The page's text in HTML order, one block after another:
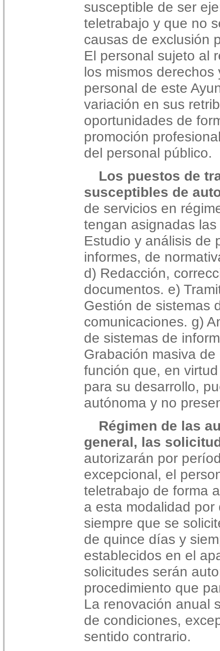
susceptible de ser
teletrabajo y que no
causas de exclusión
El personal sujeto al
los mismos
personal de este
variación en sus
oportunidades de
promoción
del personal público.
Los puestos de
susceptibles de
de servicios en
tengan asignadas
Estudio y análisis de
informes, de
d) Redacción,
documentos. e)
Gestión de sistemas
comunicaciones. g)
de sistemas de
Grabación masiva
función que, en
para su desarrollo,
autónoma y no
Régimen de las
general, las
autorizarán por
excepcional, el
teletrabajo de forma
a esta modalidad
siempre que se
de quince días y
establecidos en el
solicitudes serán
procedimiento que
La renovación anual
de condiciones,
sentido contrario.